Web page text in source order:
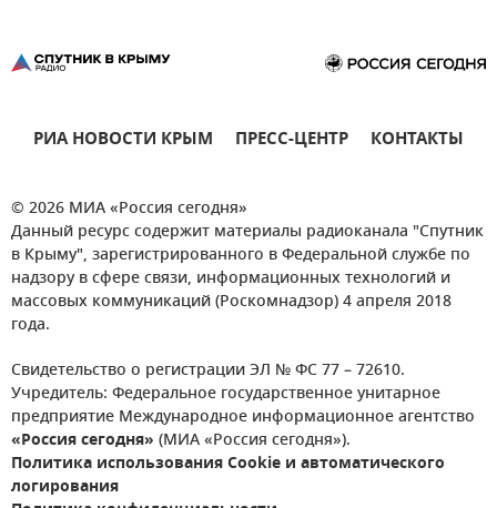
РИА НОВОСТИ КРЫМ ПРЕСС-ЦЕНТР КОНТАКТЫ
© 2026 МИА «Россия сегодня»
Данный ресурс содержит материалы радиоканала "Спутник
в Крыму", зарегистрированного в Федеральной службе по
надзору в сфере связи, информационных технологий и
массовых коммуникаций (Роскомнадзор) 4 апреля 2018
года.
Свидетельство о регистрации ЭЛ № ФС 77 – 72610.
Учредитель: Федеральное государственное унитарное
предприятие Международное информационное агентство
«Россия сегодня» (МИА «Россия сегодня»).
Политика использования Cookie и автоматического
логирования